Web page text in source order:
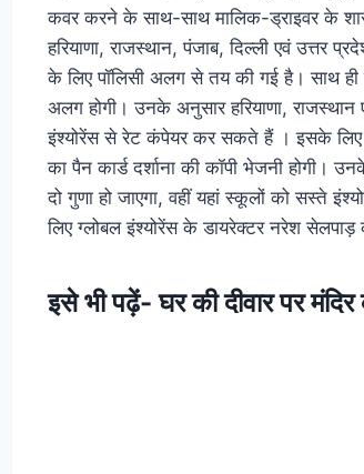
कवर करने के साथ-साथ मालिक-ड्राइवर के
हरियाणा, राजस्थान, पंजाब, दिल्ली एवं उत्तर
के लिए पॉलिसी अलग से तय की गई है। साथ
अलग होगी। उनके अनुसार हरियाणा,
इंश्योरेंस से रेट कंपेयर कर सकते हैं । इसके लिए
का पैन कार्ड दर्शाना की कॉपी भेजनी होगी।
दो गुणा हो जाएगा, वहीं यहां स्कूलों को सस्ते
लिए ग्लोबल इंश्योरेंस के डायरेक्टर नरेश
इसे भी पढ़ें-घर की दीवार पर